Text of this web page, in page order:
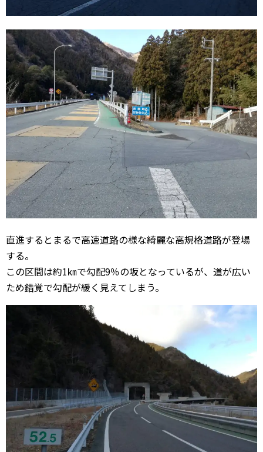
直進するとまるで高速道路の様な綺麗な高規格道路が登場
する。
この区間は約1㎞で勾配9％の坂となっているが、道が広い
ため錯覚で勾配が緩く見えてしまう。